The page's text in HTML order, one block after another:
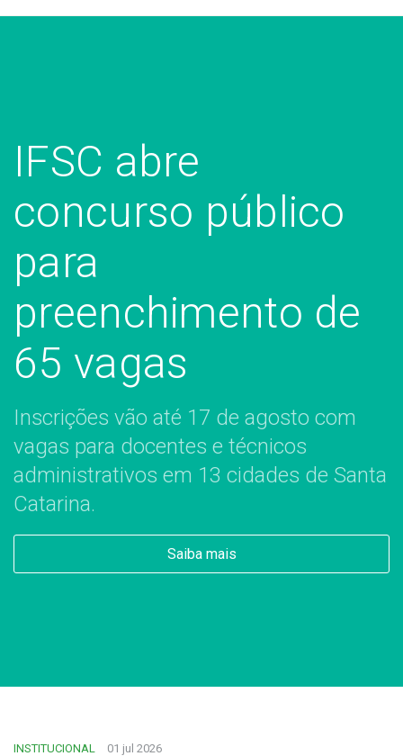
IFSC abre
concurso público
para
preenchimento de
65 vagas
Inscrições vão até 17 de agosto com
vagas para docentes e técnicos
administrativos em 13 cidades de Santa
Catarina.
Saiba mais
INSTITUCIONAL 01 jul 2026